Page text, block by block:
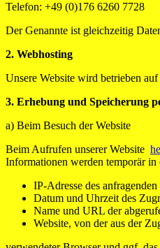
Telefon: +49 (0)176 6260 7728
Der Genannte ist gleichzeitig
2. Webhosting
Unsere Website wird betrieben
3. Erhebung und Speicherung
a) Beim Besuch der Website
Beim Aufrufen unserer Website
Informationen werden temporär
IP-Adresse des anfragenden
Datum und Uhrzeit des
Name und URL der
Website, von der aus der